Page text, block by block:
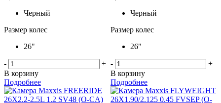
Черный
Размер колес
26"
-
+
В корзину
Подробнее
Черный
Размер колес
26"
-
+
В корзину
Подробнее